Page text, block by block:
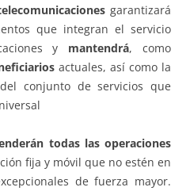
garantizará
que integran el servicio
y mantendrá, como
actuales, así como la
conjunto de servicios que
todas las operaciones
fija y móvil que no estén en
de fuerza mayor.